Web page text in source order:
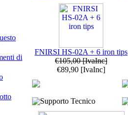
di
FNIRSI HS-02A + 6 iron tips
€105,00[IvaInc]
€89,90 [IvaInc]
Supporto Tecnico